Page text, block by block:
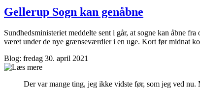
Gellerup Sogn kan genåbne
Sundhedsministeriet meddelte sent i går, at sogne kan åbne
været under de nye grænseværdier i en uge. Kort før midnat
Blog: fredag 30. april 2021
Der var mange ting, jeg ikke vidste før, som jeg ved